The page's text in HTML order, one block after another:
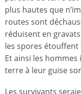
plus hautes que
routes sont
réduisent en
les spores étouffent
Et ainsi les hommes
terre à leur guise
Les survivants